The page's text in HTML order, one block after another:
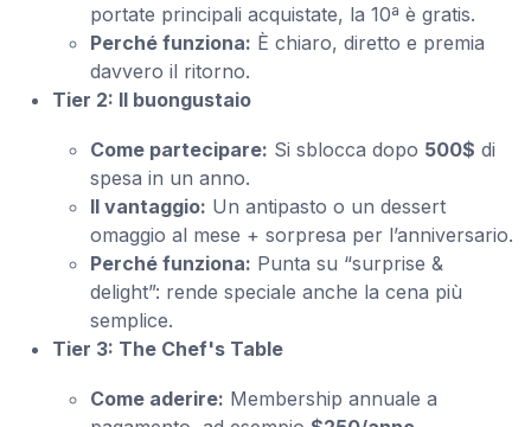
portate principali acquistate, la 10ª è gratis.
Perché funziona: È chiaro, diretto e premia
davvero il ritorno.
Tier 2: Il buongustaio
Come partecipare: Si sblocca dopo 500$ di
spesa in un anno.
Il vantaggio: Un antipasto o un dessert
omaggio al mese + sorpresa per l’anniversario.
Perché funziona: Punta su “surprise &
delight”: rende speciale anche la cena più
semplice.
Tier 3: The Chef's Table
Come aderire: Membership annuale a